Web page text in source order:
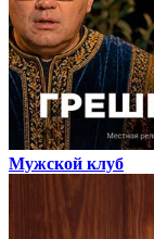
Мужской клуб